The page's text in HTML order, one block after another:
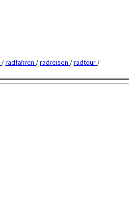
/radfahren /radreisen /radtour /